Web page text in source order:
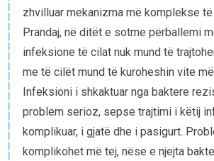
zhvilluar mekanizma më komplekse
Prandaj, në ditët e sotme përballemi
infeksione të cilat nuk mund të
me të cilët mund të kuroheshin vite
Infeksioni i shkaktuar nga baktere
problem serioz, sepse trajtimi i këtij
komplikuar, i gjatë dhe i pasigurt.
komplikohet më tej, nëse e njejta